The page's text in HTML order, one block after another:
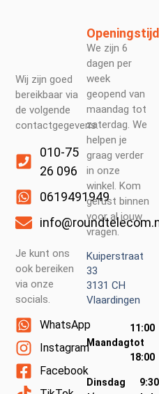
Wij zijn goed
bereikbaar via
de volgende
contactgegevens.
010-75
26 096
0619491949
info@roundtelecom.nl
Je kunt ons
ook bereiken
via onze
socials.
WhatsApp
Instagram
Facebook
We zijn 6
dagen per
week
geopend van
maandag tot
zaterdag. We
helpen je
graag verder
in onze
winkel. Kom
gerust binnen
voor al jouw
vragen.
Kuiperstraat
33
3131 CH
Vlaardingen
Maandag
11:00
tot
18:00
Dinsdag
9:30